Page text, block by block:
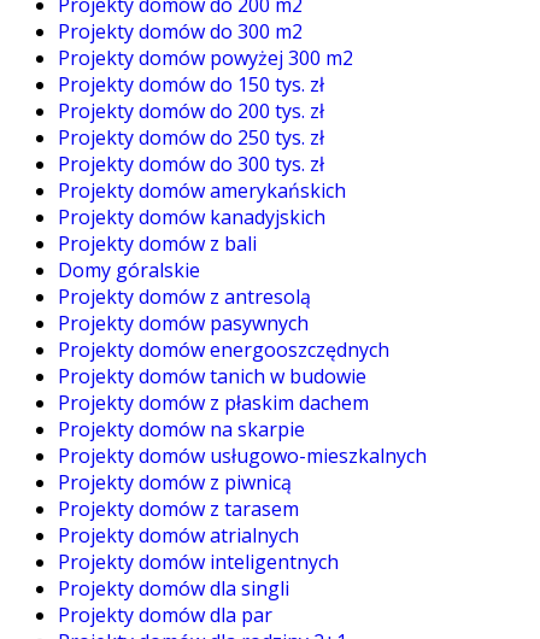
Projekty domów do 300 m2
Projekty domów powyżej 300 m2
Projekty domów do 150 tys. zł
Projekty domów do 200 tys. zł
Projekty domów do 250 tys. zł
Projekty domów do 300 tys. zł
Projekty domów amerykańskich
Projekty domów kanadyjskich
Projekty domów z bali
Domy góralskie
Projekty domów z antresolą
Projekty domów pasywnych
Projekty domów energooszczędnych
Projekty domów tanich w budowie
Projekty domów z płaskim dachem
Projekty domów na skarpie
Projekty domów usługowo-mieszkalnych
Projekty domów z piwnicą
Projekty domów z tarasem
Projekty domów atrialnych
Projekty domów inteligentnych
Projekty domów dla singli
Projekty domów dla par